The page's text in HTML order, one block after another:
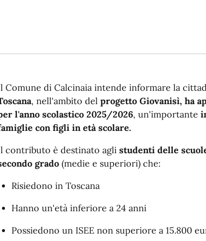
Comune di Calcinaia intende informare la
, nell'ambito del progetto Giovanisì, ha
l'anno scolastico 2025/2026, un'importante
con figli in età scolare.
contributo è destinato agli studenti delle
grado(medie e superiori) che:
Risiedono in Toscana
Hanno un'età inferiore a 24 anni
Possiedono un ISEE non superiore a 15.800